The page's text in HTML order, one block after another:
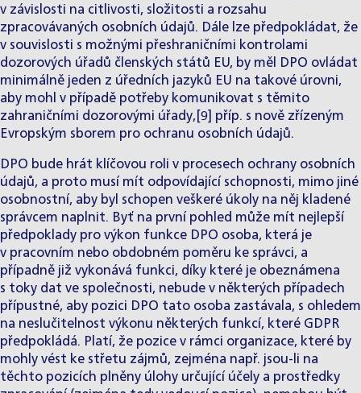
v závislosti na citlivosti, složitosti a rozsahu
zpracovávaných osobních údajů. Dále lze předpokládat, že
v souvislosti s možnými přeshraničními kontrolami
dozorových úřadů členských států EU, by měl DPO ovládat
minimálně jeden z úředních jazyků EU na takové úrovni,
aby mohl v případě potřeby komunikovat s těmito
zahraničními dozorovými úřady,[9] příp. s nově zřízeným
Evropským sborem pro ochranu osobních údajů.
DPO bude hrát klíčovou roli v procesech ochrany osobních
údajů, a proto musí mít odpovídající schopnosti, mimo jiné
osobnostní, aby byl schopen veškeré úkoly na něj kladené
správcem naplnit. Byť na první pohled může mít nejlepší
předpoklady pro výkon funkce DPO osoba, která je
v pracovním nebo obdobném poměru ke správci, a
případně již vykonává funkci, díky které je obeznámena
s toky dat ve společnosti, nebude v některých případech
přípustné, aby pozici DPO tato osoba zastávala, s ohledem
na neslučitelnost výkonu některých funkcí, které GDPR
předpokládá. Platí, že pozice v rámci organizace, které by
mohly vést ke střetu zájmů, zejména např. jsou-li na
těchto pozicích plněny úlohy určující účely a prostředky